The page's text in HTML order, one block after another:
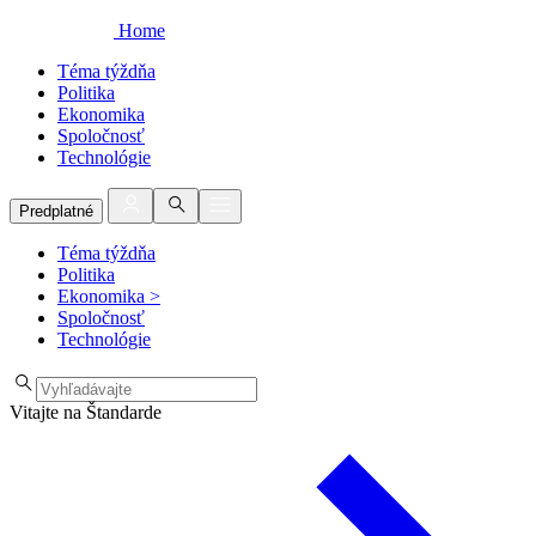
Home
Téma týždňa
Politika
Ekonomika
Spoločnosť
Technológie
Predplatné
Téma týždňa
Politika
Ekonomika >
Spoločnosť
Technológie
Vitajte na Štandarde